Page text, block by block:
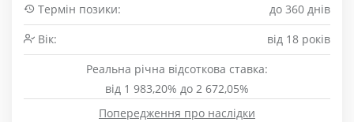
Термін позики:
до 360 днів
Вік:
від 18 років
Реальна річна відсоткова ставка:
від 1 983,20% до 2 672,05%
Попередження про наслідки